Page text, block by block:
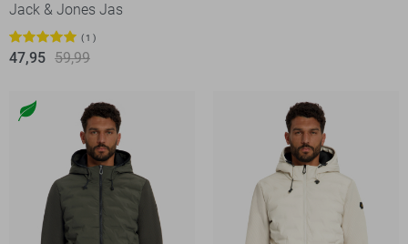
Jack & Jones Jas
1
47,95 59,99